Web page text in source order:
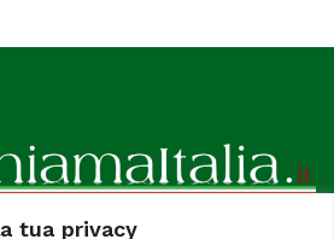
tua privacy